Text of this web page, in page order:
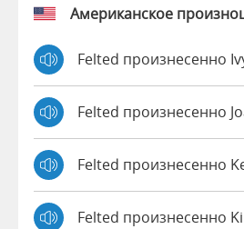
Американское
Felted произнесенно
Felted произнесенно
Felted произнесенно
Felted произнесенно